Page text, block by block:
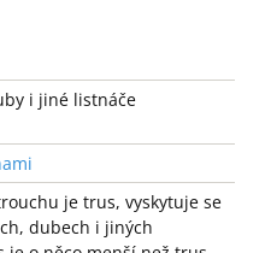
i jiné listnáče
je trus, vyskytuje se
dubech i jiných